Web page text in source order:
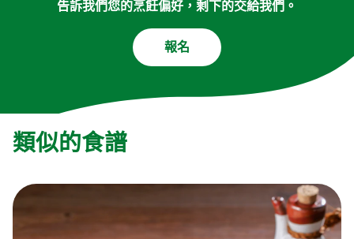
告訴我們您的烹飪偏好，剩下的交給我們。
報名
類似的食譜